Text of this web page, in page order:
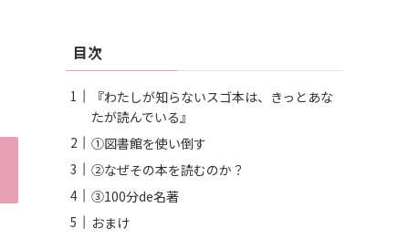
目次
『わたしが知らないスゴ本は、きっとあな
たが読んでいる』
①図書館を使い倒す
②なぜその本を読むのか？
③100分de名著
おまけ